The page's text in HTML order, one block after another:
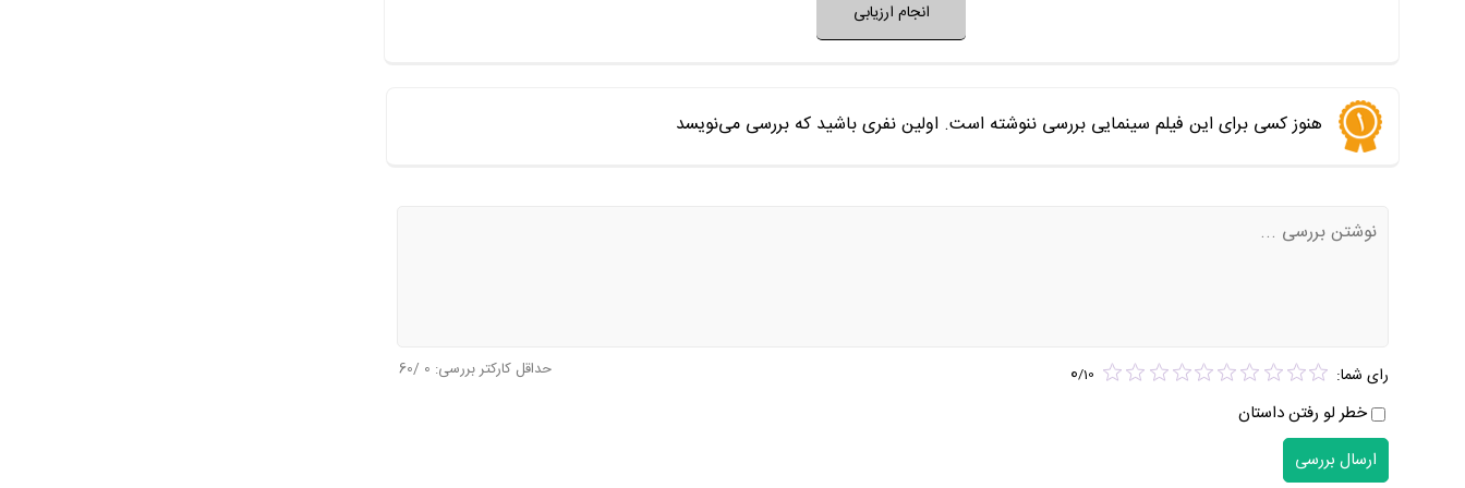
انجام ارزیابی
هنوز کسی برای این فیلم سینمایی بررسی ننوشته است. اولین نفری باشید که بررسی می‌نویسد
رای شما: 0/10
خطر لو رفتن داستان
حداقل کارکتر بررسی: 0
/60
ارسال بررسی